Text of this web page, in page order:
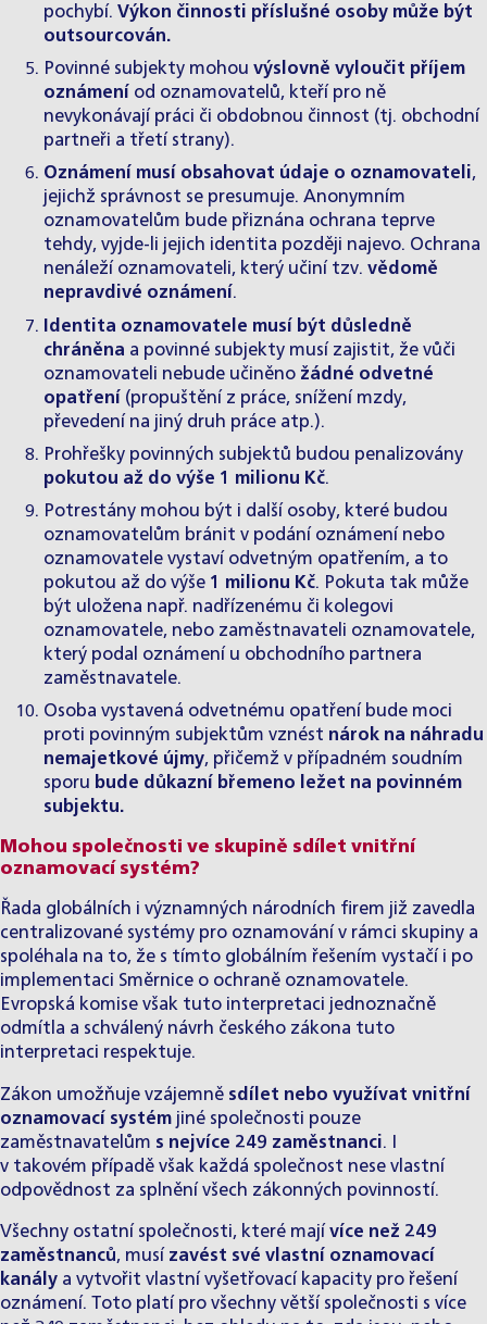
pochybí. Výkon činnosti příslušné osoby může být
outsourcován.
Povinné subjekty mohou výslovně vyloučit příjem
oznámení od oznamovatelů, kteří pro ně
nevykonávají práci či obdobnou činnost (tj. obchodní
partneři a třetí strany).
Oznámení musí obsahovat údaje o oznamovateli,
jejichž správnost se presumuje. Anonymním
oznamovatelům bude přiznána ochrana teprve
tehdy, vyjde-li jejich identita později najevo. Ochrana
nenáleží oznamovateli, který učiní tzv. vědomě
nepravdivé oznámení.
Identita oznamovatele musí být důsledně
chráněna a povinné subjekty musí zajistit, že vůči
oznamovateli nebude učiněno žádné odvetné
opatření (propuštění z práce, snížení mzdy,
převedení na jiný druh práce atp.).
Prohřešky povinných subjektů budou penalizovány
pokutou až do výše 1 milionu Kč.
Potrestány mohou být i další osoby, které budou
oznamovatelům bránit v podání oznámení nebo
oznamovatele vystaví odvetným opatřením, a to
pokutou až do výše 1 milionu Kč. Pokuta tak může
být uložena např. nadřízenému či kolegovi
oznamovatele, nebo zaměstnavateli oznamovatele,
který podal oznámení u obchodního partnera
zaměstnavatele.
Osoba vystavená odvetnému opatření bude moci
proti povinným subjektům vznést nárok na náhradu
nemajetkové újmy, přičemž v případném soudním
sporu bude důkazní břemeno ležet na povinném
subjektu.
Mohou společnosti ve skupině sdílet vnitřní
oznamovací systém?
Řada globálních i významných národních firem již zavedla
centralizované systémy pro oznamování v rámci skupiny a
spoléhala na to, že s tímto globálním řešením vystačí i po
implementaci Směrnice o ochraně oznamovatele.
Evropská komise však tuto interpretaci jednoznačně
odmítla a schválený návrh českého zákona tuto
interpretaci respektuje.
Zákon umožňuje vzájemně sdílet nebo využívat vnitřní
oznamovací systém jiné společnosti pouze
zaměstnavatelům s nejvíce 249 zaměstnanci. I
v takovém případě však každá společnost nese vlastní
odpovědnost za splnění všech zákonných povinností.
Všechny ostatní společnosti, které mají více než 249
zaměstnanců, musí zavést své vlastní oznamovací
kanály a vytvořit vlastní vyšetřovací kapacity pro řešení
oznámení. Toto platí pro všechny větší společnosti s více